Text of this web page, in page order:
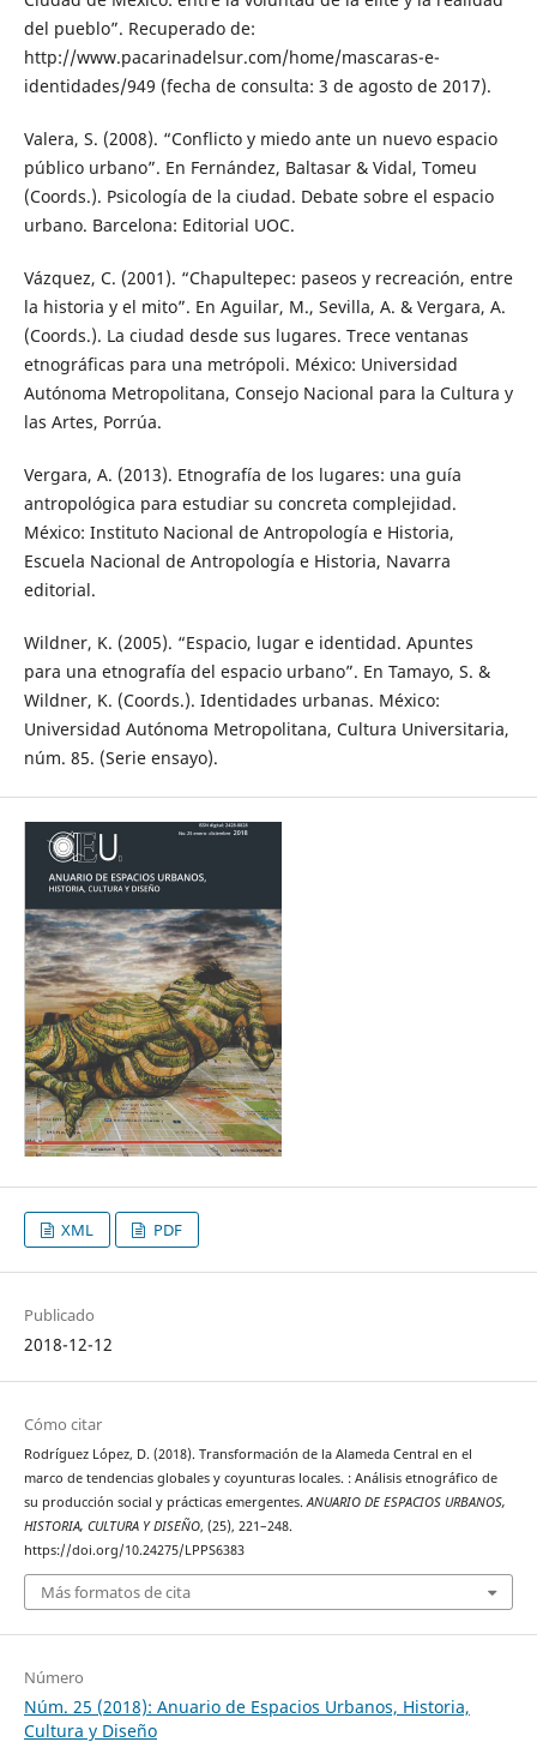
del pueblo”. Recuperado de:
http://www.pacarinadelsur.com/home/mascaras-e-
identidades/949 (fecha de consulta: 3 de agosto de 2017).
Valera, S. (2008). “Conflicto y miedo ante un nuevo espacio
público urbano”. En Fernández, Baltasar & Vidal, Tomeu
(Coords.). Psicología de la ciudad. Debate sobre el espacio
urbano. Barcelona: Editorial UOC.
Vázquez, C. (2001). “Chapultepec: paseos y recreación, entre
la historia y el mito”. En Aguilar, M., Sevilla, A. & Vergara, A.
(Coords.). La ciudad desde sus lugares. Trece ventanas
etnográficas para una metrópoli. México: Universidad
Autónoma Metropolitana, Consejo Nacional para la Cultura y
las Artes, Porrúa.
Vergara, A. (2013). Etnografía de los lugares: una guía
antropológica para estudiar su concreta complejidad.
México: Instituto Nacional de Antropología e Historia,
Escuela Nacional de Antropología e Historia, Navarra
editorial.
Wildner, K. (2005). “Espacio, lugar e identidad. Apuntes
para una etnografía del espacio urbano”. En Tamayo, S. &
Wildner, K. (Coords.). Identidades urbanas. México:
Universidad Autónoma Metropolitana, Cultura Universitaria,
núm. 85. (Serie ensayo).
XML PDF
Publicado
2018-12-12
Cómo citar
Rodríguez López, D. (2018). Transformación de la Alameda Central en el
marco de tendencias globales y coyunturas locales. : Análisis etnográfico de
su producción social y prácticas emergentes.ANUARIO DE ESPACIOS URBANOS,
HISTORIA, CULTURA Y DISEÑO, (25), 221–248.
https://doi.org/10.24275/LPPS6383
Más formatos de cita
Número
Núm. 25 (2018): Anuario de Espacios Urbanos, Historia,
Cultura y Diseño